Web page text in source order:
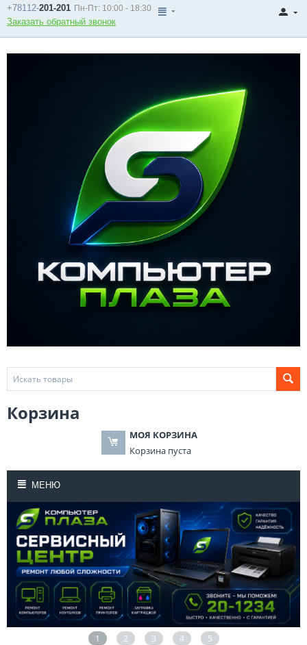
+78112-201-201 Пн-Пт: 10:00 - 18:30
Заказать обратный звонок
Корзина
МОЯ КОРЗИНА
Корзина пуста
МЕНЮ
1 2 3 4 5